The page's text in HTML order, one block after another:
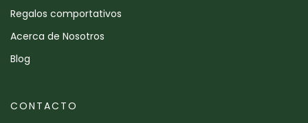
Regalos comportativos
Acerca de Nosotros
Blog
CONTACTO